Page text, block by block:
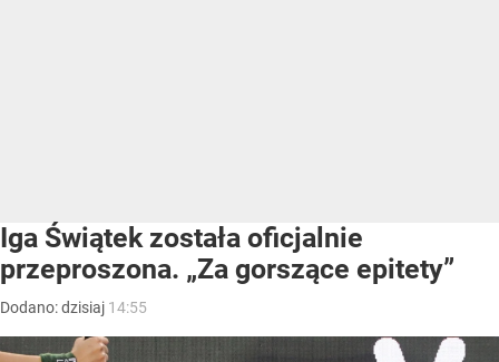
Iga Świątek została oficjalnie
przeproszona. „Za gorszące epitety”
Dodano:dzisiaj 14:55